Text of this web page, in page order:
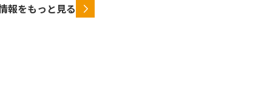
報をもっと見る